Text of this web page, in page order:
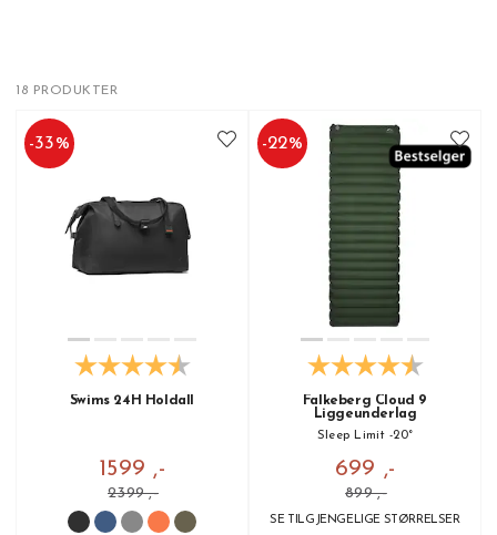
18 PRODUKTER
-33%
Swims 24H Holdall
1599 ,-
2399 ,-
-22%
Falkeberg Cloud 9
Liggeunderlag
Sleep Limit -20°
699 ,-
899 ,-
SE TILGJENGELIGE STØRRELSER